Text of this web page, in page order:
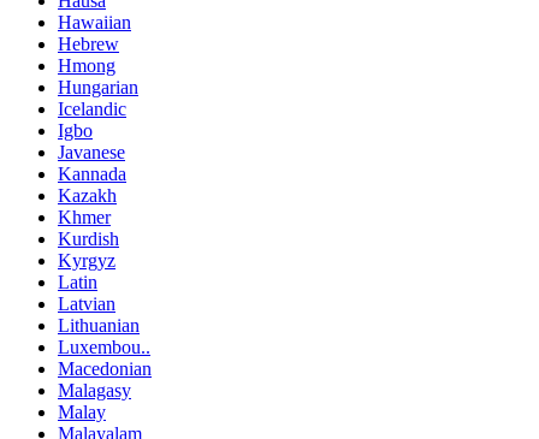
Hawaiian
Hebrew
Hmong
Hungarian
Icelandic
Igbo
Javanese
Kannada
Kazakh
Khmer
Kurdish
Kyrgyz
Latin
Latvian
Lithuanian
Luxembou..
Macedonian
Malagasy
Malay
Malayalam